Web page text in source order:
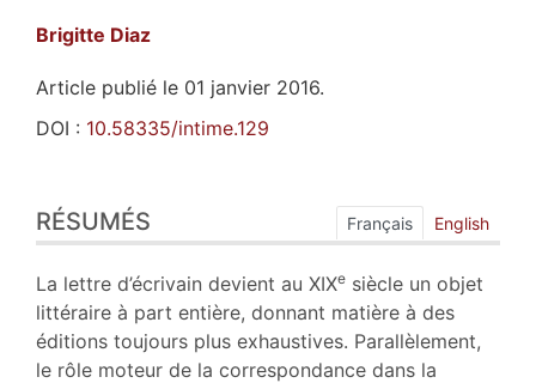
Brigitte Diaz
Article publié le 01 janvier 2016.
DOI : 10.58335/intime.129
Index
Plan
Texte
Notes
Citer cet article
Auteur
RÉSUMÉS Français English
La lettre d’écrivain devient au XIXe siècle un objet
littéraire à part entière, donnant matière à des
éditions toujours plus exhaustives. Parallèlement,
le rôle moteur de la correspondance dans la